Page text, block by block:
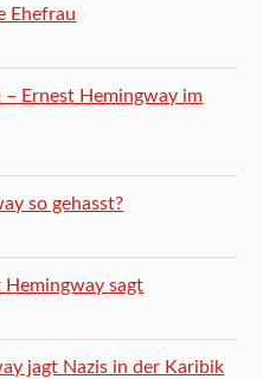
Ehefrau
Ernest Hemingway im
so gehasst?
Hemingway sagt
jagt Nazis in der Karibik